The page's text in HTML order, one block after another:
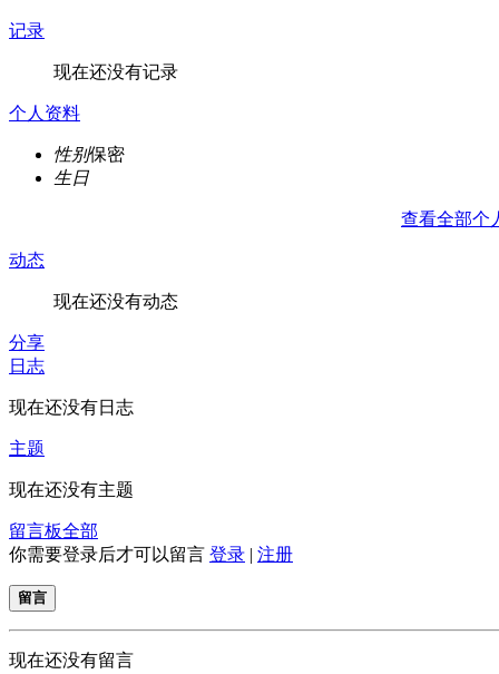
记录
现在还没有记录
个人资料
性别保密
生日
查看全部个
动态
现在还没有动态
分享
日志
现在还没有日志
主题
现在还没有主题
留言板全部
你需要登录后才可以留言 登录 | 注册
留言
现在还没有留言